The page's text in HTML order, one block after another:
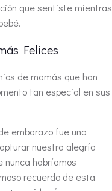
que sentiste mientras
Felices
de mamás que han
tan especial en sus
embarazo fue una
nuestra alegría
nunca habríamos
recuerdo de esta